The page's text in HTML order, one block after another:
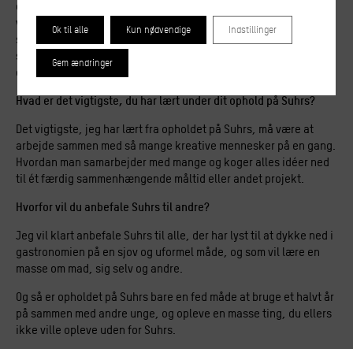
dag er den største støtte, jeg kunne få, både privat og for min
virksomhed. Derudover har lærerne og mine venner fra Suhrs
støttet mig utroligt meget efterfølgende i mit projekt. Suhrs
skabte nogle rammer for mig, hvor jeg kunne være kreativ og
dele idéer med de andre deltagere.
Hvad er det vigtigste, du har lært under dit ophold på Suhrs?
Det vigtigste, jeg har lært fra opholdet på Suhrs, må være at
arbejde sammen med så mange kreative mennesker på en gang.
Hvordan man samarbejder med mange og koger alles idéer ned
til ét færdig sammenhængende måltid eller andet projekt.
Hvorfor vil du anbefale Suhrs til andre?
Jeg vil klart anbefale Suhrs til alle, der har lyst til at dykke ned i
gastronomien på en sjov og uformel måde, og som vil lære en
masse om mad, sig selv og andre.
Og så er opholdet på Suhrs bare en fed måde at bruge et halvt år
på sammen med andre unge, og opleve en masse ting, du ellers
ikke ville opleve uden for Suhrs.
Ok til alle Kun nødvendige Indstillinger
Gem ændringer